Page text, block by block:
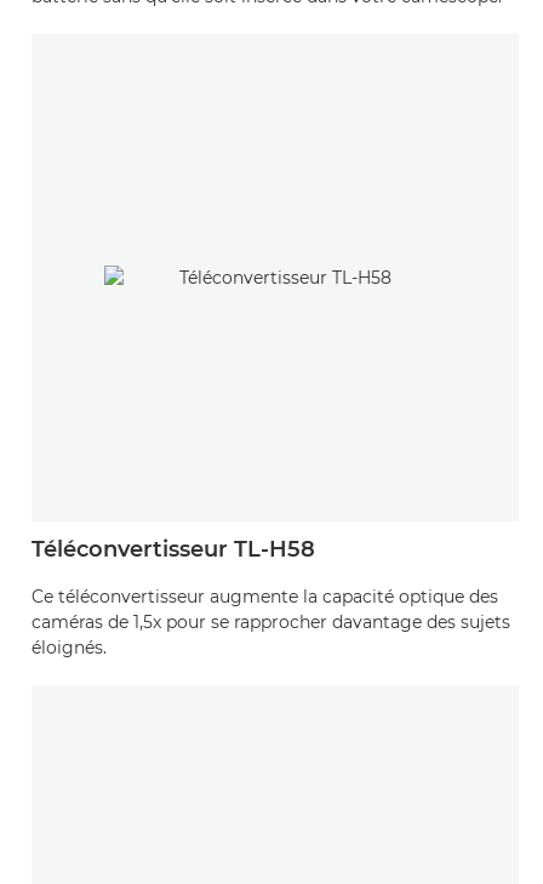
Téléconvertisseur TL-H58
Ce téléconvertisseur augmente la capacité optique des
caméras de 1,5x pour se rapprocher davantage des sujets
éloignés.